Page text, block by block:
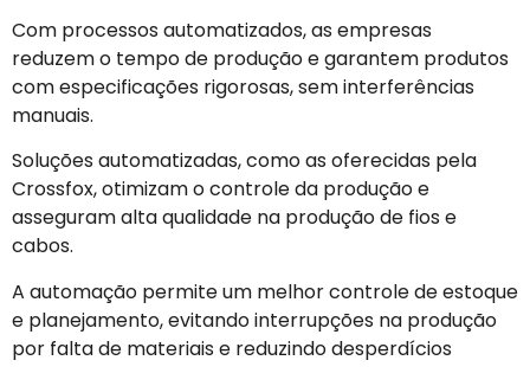
Com processos automatizados, as empresas
reduzem o tempo de produção e garantem produtos
com especificações rigorosas, sem interferências
manuais.
Soluções automatizadas, como as oferecidas pela
Crossfox, otimizam o controle da produção e
asseguram alta qualidade na produção de fios e
cabos.
A automação permite um melhor controle de estoque
e planejamento, evitando interrupções na produção
por falta de materiais e reduzindo desperdícios